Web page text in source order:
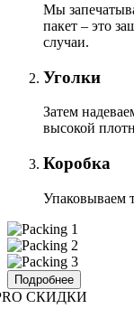
Мы
пакет – это
случаи.
Уголки
Затем
высокой
Коробка
Упаковываем
Подробнее
СКИДКИ